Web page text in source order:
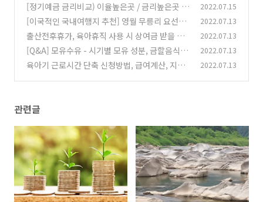
[정기예금 금리비교) 이율높은곳 / 금리높은곳 - I
BK 성공의 법칙 예금(복리채), IBK 늘푸른하늘
통장(기업)[복리채], IBK D-Day통장(단기중금
채), IBK첫만남통장(중금채)
2022.07.15
[이국적인 국내여행지 추천] 영월 무릉리 요선암
돌개구멍, 동두천 니지모리 스튜디오, 용산 미국
장교숙소, 대청도 모래사막 해안사구, 가평 이탈
리아마을 피노키오와 다빈치
2022.07.13
출산전후휴가, 육아휴직 사용 시 상여금 받을 수
있을까? (0)
2022.07.13
[Q&A] 모유수유 - 시기별 모유 성분, 금할음식,
다이어트, 가슴트러블
(0)
2022.07.13
육아기 근로시간 단축 신청방법, 급여계산, 지급
2022.07.13
관련글